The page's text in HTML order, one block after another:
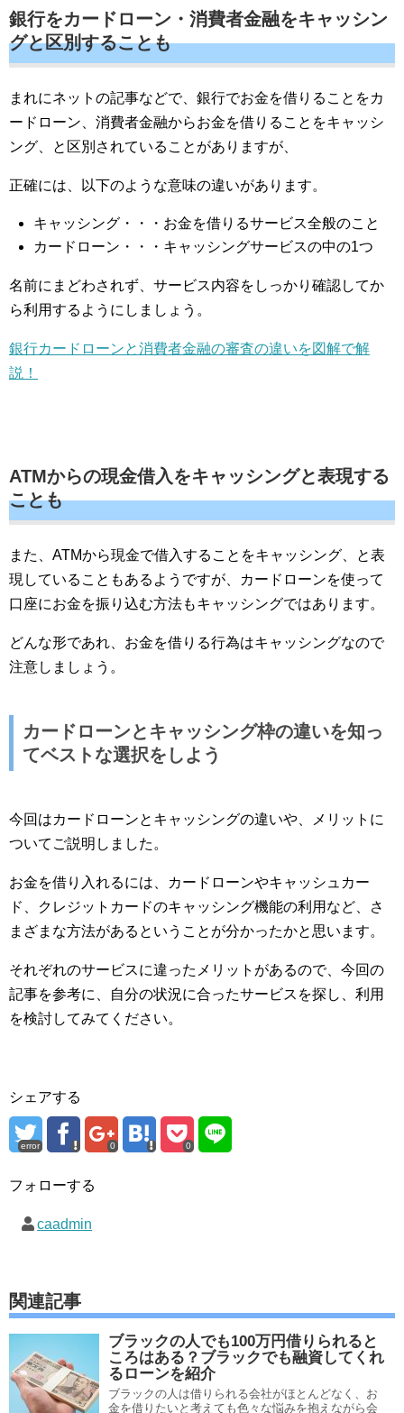
銀行をカードローン・消費者金融をキャッシン
グと区別することも
まれにネットの記事などで、銀行でお金を借りることをカ
ードローン、消費者金融からお金を借りることをキャッシ
ング、と区別されていることがありますが、
正確には、以下のような意味の違いがあります。
キャッシング・・・お金を借りるサービス全般のこと
カードローン・・・キャッシングサービスの中の1つ
名前にまどわされず、サービス内容をしっかり確認してか
ら利用するようにしましょう。
銀行カードローンと消費者金融の審査の違いを図解で解
説！
ATMからの現金借入をキャッシングと表現する
ことも
また、ATMから現金で借入することをキャッシング、と表
現していることもあるようですが、カードローンを使って
口座にお金を振り込む方法もキャッシングではあります。
どんな形であれ、お金を借りる行為はキャッシングなので
注意しましょう。
カードローンとキャッシング枠の違いを知っ
てベストな選択をしよう
今回はカードローンとキャッシングの違いや、メリットに
ついてご説明しました。
お金を借り入れるには、カードローンやキャッシュカー
ド、クレジットカードのキャッシング機能の利用など、さ
まざまな方法があるということが分かったかと思います。
それぞれのサービスに違ったメリットがあるので、今回の
記事を参考に、自分の状況に合ったサービスを探し、利用
を検討してみてください。
シェアする
error 0 0
フォローする
caadmin
関連記事
ブラックの人でも100万円借りられると
ころはある？ブラックでも融資してくれ
るローンを紹介
ブラックの人は借りられる会社がほとんどなく、お
金を借りたいと考えても色々な悩みを抱えながら会